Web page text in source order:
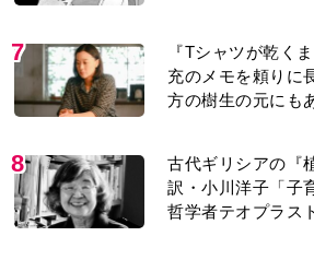
7
『Tシャツが乾く
充のメモを頼りに
方の樹生の元にも
8
古代ギリシアの『
訳・小川洋子「子
哲学者テオプラス